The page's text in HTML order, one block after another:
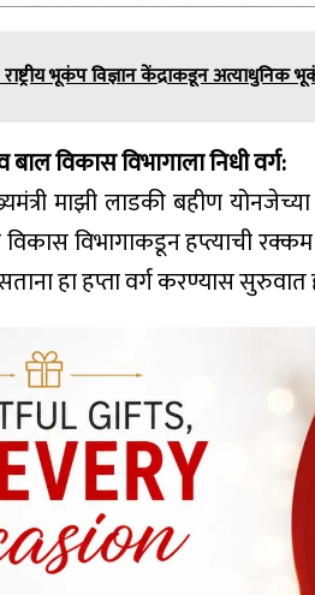
भूकंप विज्ञान केंद्राकडून अत्याधुनिक
विकास विभागाला निधी वर्ग:
माझी लाडकी बहीण
विभागाकडून हप्त्याची
हा हप्ता वर्ग करण्यास